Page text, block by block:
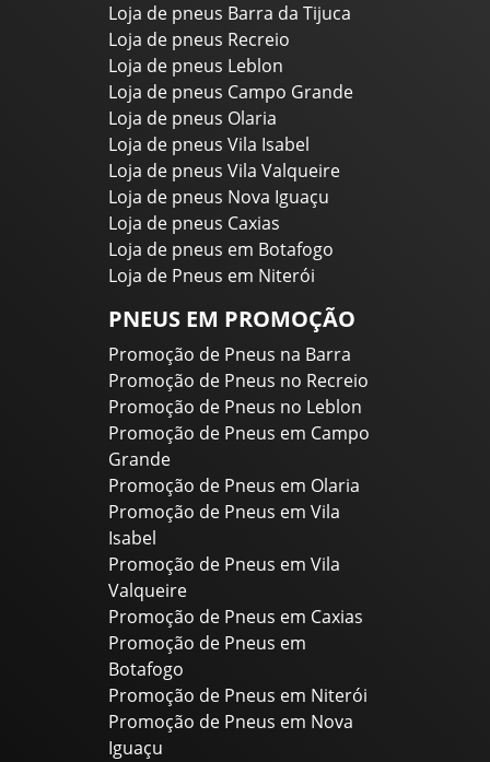
Loja de pneus Barra da Tijuca
Loja de pneus Recreio
Loja de pneus Leblon
Loja de pneus Campo Grande
Loja de pneus Olaria
Loja de pneus Vila Isabel
Loja de pneus Vila Valqueire
Loja de pneus Nova Iguaçu
Loja de pneus Caxias
Loja de pneus em Botafogo
Loja de Pneus em Niterói
PNEUS EM PROMOÇÃO
Promoção de Pneus na Barra
Promoção de Pneus no Recreio
Promoção de Pneus no Leblon
Promoção de Pneus em Campo
Grande
Promoção de Pneus em Olaria
Promoção de Pneus em Vila
Isabel
Promoção de Pneus em Vila
Valqueire
Promoção de Pneus em Caxias
Promoção de Pneus em
Botafogo
Promoção de Pneus em Niterói
Promoção de Pneus em Nova
Iguaçu